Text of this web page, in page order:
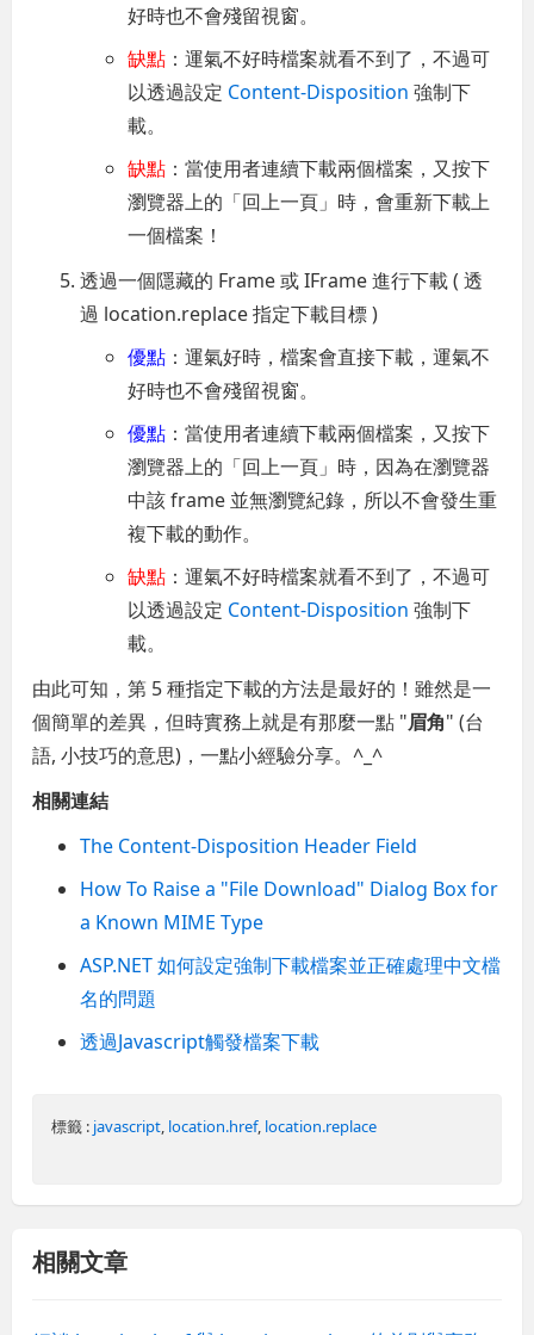
好時也不會殘留視窗。
缺點 ：運氣不好時檔案就看不到了，不過可
以透過設定 Content-Disposition 強制下
載。
缺點 ：當使用者連續下載兩個檔案，又按下
瀏覽器上的「回上一頁」時，會重新下載上
一個檔案！
透過一個隱藏的 Frame 或 IFrame 進行下載 ( 透
過 location.replace 指定下載目標 )
優點 ：運氣好時，檔案會直接下載，運氣不
好時也不會殘留視窗。
優點 ：當使用者連續下載兩個檔案，又按下
瀏覽器上的「回上一頁」時，因為在瀏覽器
中該 frame 並無瀏覽紀錄，所以不會發生重
複下載的動作。
缺點 ：運氣不好時檔案就看不到了，不過可
以透過設定 Content-Disposition 強制下
載。
由此可知，第 5 種指定下載的方法是最好的！雖然是一
個簡單的差異，但時實務上就是有那麼一點 "眉角" (台
語, 小技巧的意思)，一點小經驗分享。^_^
相關連結
The Content-Disposition Header Field
How To Raise a "File Download" Dialog Box for
a Known MIME Type
ASP.NET 如何設定強制下載檔案並正確處理中文檔
名的問題
透過Javascript觸發檔案下載
標籤 : javascript location.href, location.replace
相關文章